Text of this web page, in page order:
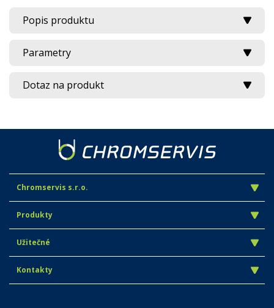
Popis produktu
Parametry
Dotaz na produkt
Chromservis s.r.o.
Produkty
Užitečné
Kontakty